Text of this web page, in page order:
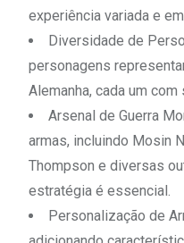
experiência variada e
Diversidade de
personagens
Alemanha, cada um
Arsenal de Guerra
armas, incluindo Mosin
Thompson e diversas
estratégia é essencial.
Personalização de